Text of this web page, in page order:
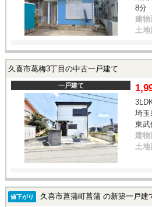
8分
建物
土
久喜市葛梅3丁目の中古一戸建て
一戸建て
埼玉
東武
建物
土
値下がり 久喜市菖蒲町菖蒲 の新築一戸建